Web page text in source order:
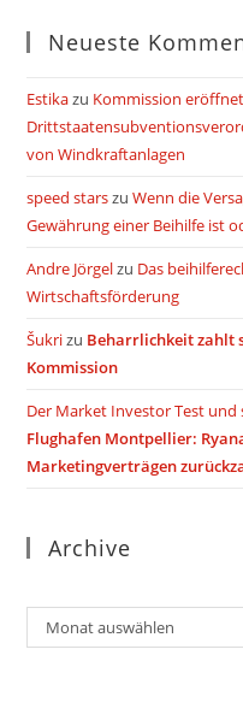
Neueste
Estikazu Kommission
von Windkraftanlagen
speed starszuWenn die
Gewährung einer Beihilfe ist
Andre Jörgelzu Das
Wirtschaftsförderung
Šukrizu Beharrlichkeit zahlt
Kommission
Der Market Investor Test und
Flughafen Montpellier:
Marketingverträgen
Archive
Archiv
Monat auswählen